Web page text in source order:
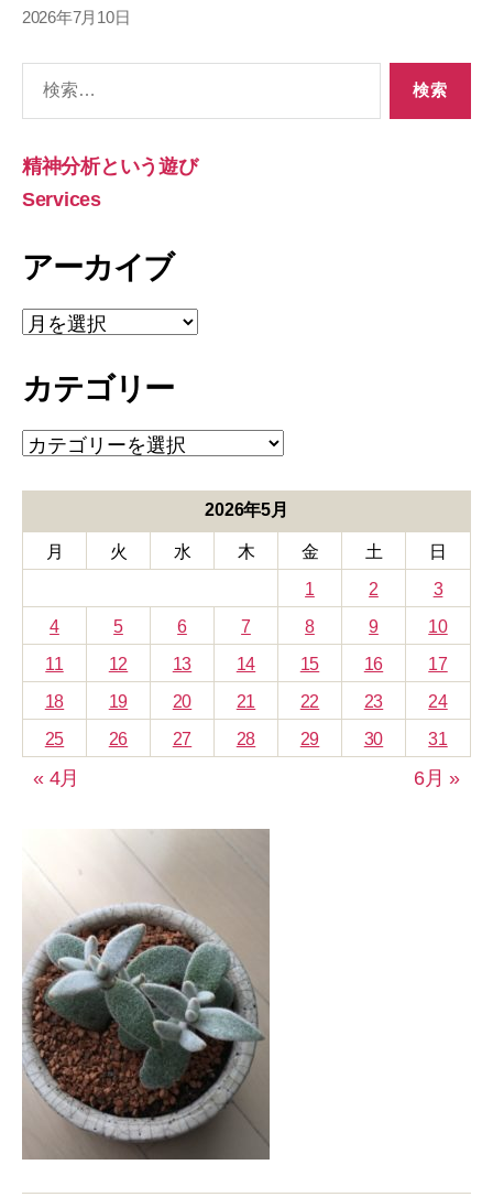
2026年7月10日
象:
精神分析という遊び
Services
アーカイブ
ア
ー
イ
カテゴリー
カ
テ
ー
2026年5月
月 火 水 木 金 土
日
1
2
3
4
5 6 7 8 9
10
11
12 13 14 15 16
17
18
19 20 21 22 23
24
25
26 27 28 29 30 31
« 4月 6月 »